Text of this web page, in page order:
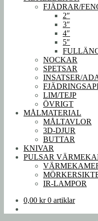
FJÄDRAR/
2″
3″
4″
5″
NOCKAR
SPETSAR
INSATSER/
LIM/TEJP
ÖVRIGT
MÅLMATERIAL
MÅLTAVLOR
3D-DJUR
BUTTAR
KNIVAR
PULSAR
IR-LAMPOR
0,00 kr 0 artiklar